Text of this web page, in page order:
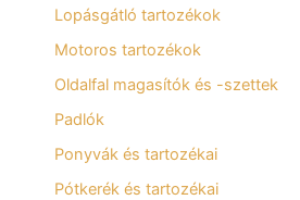
Lopásgátló tartozékok
Motoros tartozékok
Oldalfal magasítók és -szettek
Padlók
Ponyvák és tartozékai
Pótkerék és tartozékai